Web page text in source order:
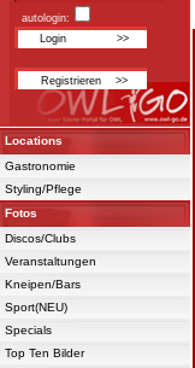
autologin:
Locations
Gastronomie
Styling/Pflege
Fotos
Discos/Clubs
Veranstaltungen
Kneipen/Bars
Sport(NEU)
Specials
Top Ten Bilder